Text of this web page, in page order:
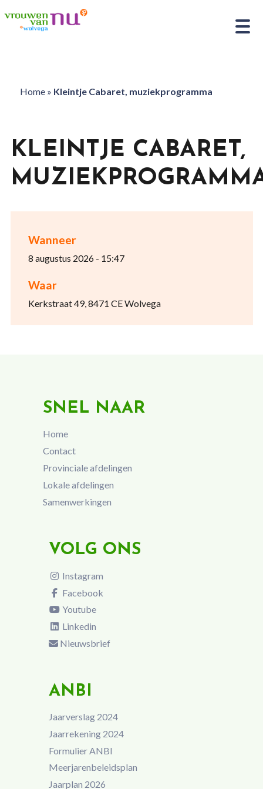
Home» Kleintje Cabaret, muziekprogramma
Wanneer
8 augustus 2026 - 15:47
Waar
Kerkstraat 49, 8471 CE Wolvega
KLEINTJE CABARET,
SNEL NAAR
Home
Contact
Provinciale afdelingen
Lokale afdelingen
Samenwerkingen
VOLG ONS
Instagram
Facebook
Youtube
Linkedin
Nieuwsbrief
ANBI
Jaarverslag 2024
Jaarrekening 2024
Formulier ANBI
Meerjarenbeleidsplan
Jaarplan 2026